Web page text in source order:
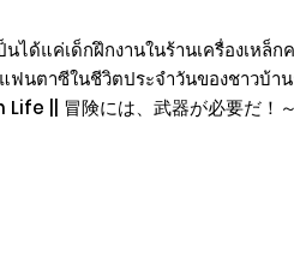
ด้แค่เด็กฝึกงานในร้านเครื่องเหล็
นตาซีในชีวิตประจำวันของชาวบ้
冒険には、武器が必要だ！～